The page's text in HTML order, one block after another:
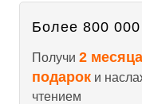
Более 800 000
Получи 2
подарок и
чтением